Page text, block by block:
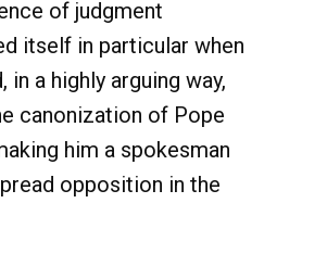
of judgment
itself in particular when
in a highly arguing way,
canonization of Pope
him a spokesman
opposition in the